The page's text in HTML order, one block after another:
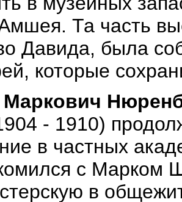
Та часть
Давида, была
которые
- 1910)
в частных
с Марком
в